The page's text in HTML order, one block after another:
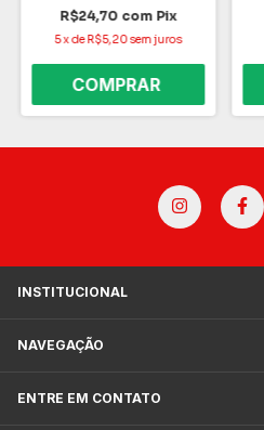
R$24,70 com Pix
5xdeR$5,20sem juros
INSTITUCIONAL
NAVEGAÇÃO
ENTRE EM CONTATO